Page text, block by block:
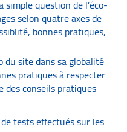
question de l’éco-
selon quatre axes de
bonnes pratiques,
site dans sa globalité
pratiques à respecter
conseils pratiques
tests effectués sur les